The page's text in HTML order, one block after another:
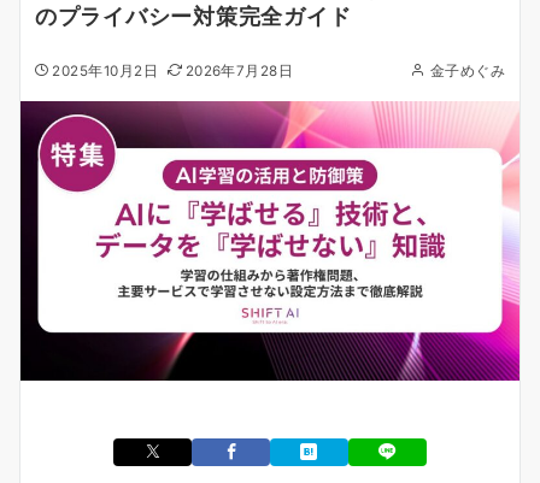
のプライバシー対策完全ガイド
2025年10月2日 2026年7月28日 金子めぐみ